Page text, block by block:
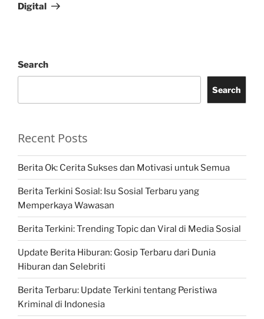
Digital
Search
Search
Recent Posts
Berita Ok: Cerita Sukses dan Motivasi untuk Semua
Berita Terkini Sosial: Isu Sosial Terbaru yang
Memperkaya Wawasan
Berita Terkini: Trending Topic dan Viral di Media Sosial
Update Berita Hiburan: Gosip Terbaru dari Dunia
Hiburan dan Selebriti
Berita Terbaru: Update Terkini tentang Peristiwa
Kriminal di Indonesia